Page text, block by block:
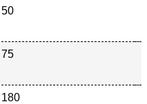
50
75
180